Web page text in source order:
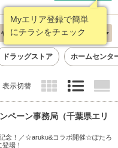
Myエリア登録で簡単
にチラシをチェック
ン・クーポン 新着順
ドラッグストア ホームセンタ
表示切替
ペーン事務局（千葉県エリ
念！／☆aruku&コラボ開催☆ぽたろ
場！